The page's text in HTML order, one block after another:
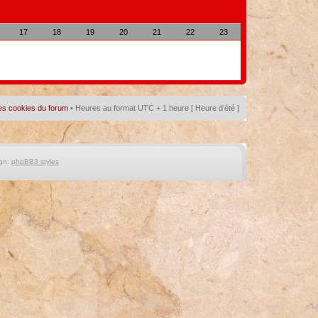
17 18 19 20 21 22 23
cookies du forum • Heures au format UTC + 1 heure [ Heure d’été ]
phpBB3 styles